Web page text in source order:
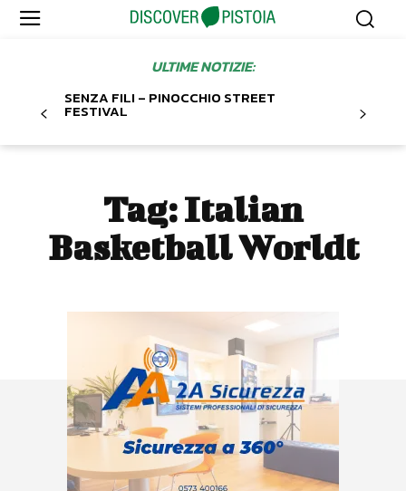
ULTIME NOTIZIE:
SENZA FILI – PINOCCHIO STREET
FESTIVAL
Tag:Italian
Basketball Worldt